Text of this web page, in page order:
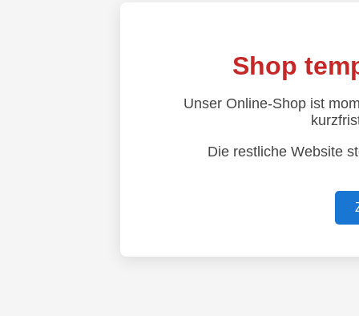
Shop
Unser Online-Shop ist
Die restliche Website